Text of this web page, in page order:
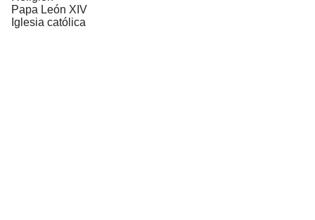
Papa León XIV
Iglesia católica